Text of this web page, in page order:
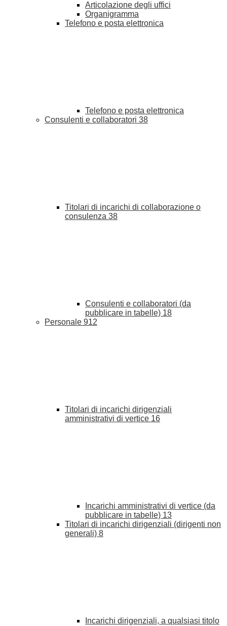
Articolazione degli uffici
Organigramma
Telefono e posta elettronica
Telefono e posta elettronica
Consulenti e collaboratori 38
Titolari di incarichi di collaborazione o
consulenza 38
Consulenti e collaboratori (da
pubblicare in tabelle) 18
Personale 912
Titolari di incarichi dirigenziali
amministrativi di vertice 16
Incarichi amministrativi di vertice (da
pubblicare in tabelle) 13
Titolari di incarichi dirigenziali (dirigenti non
generali) 8
Incarichi dirigenziali, a qualsiasi titolo